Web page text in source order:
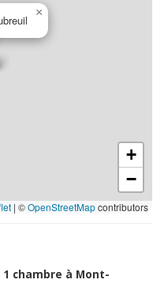
×
+
−
| ©OpenStreetMapcontributors
chambre à Mont-